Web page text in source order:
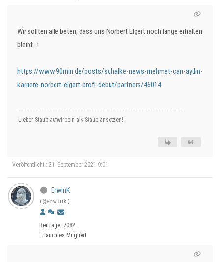
Wir sollten alle beten, dass uns Norbert Elgert noch lange erhalten
bleibt…!
https://www.90min.de/posts/schalke-news-mehmet-can-aydin-
karriere-norbert-elgert-profi-debut/partners/46014
Lieber Staub aufwirbeln als Staub ansetzen!
Veröffentlicht : 21. September 2021 9:01
ErwinK
(@erwink)
Beiträge: 7082
Erlauchtes Mitglied